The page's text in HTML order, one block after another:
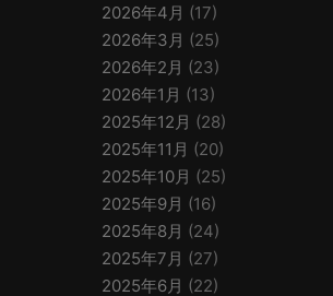
2026年4月 (17)
2026年3月 (25)
2026年2月 (23)
2026年1月 (13)
2025年12月 (28)
2025年11月 (20)
2025年10月 (25)
2025年9月 (16)
2025年8月 (24)
2025年7月 (27)
2025年6月 (22)